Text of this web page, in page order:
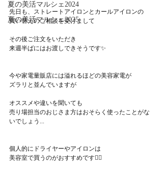
夏の美活マルシェ2024
夏の美活マルシェ2025
先日も、ストレートアイロンとカールアイロンの
買い替えのご相談を受けまして
その後ご注文をいただき
来週半ばにはお渡しできそうです✨
今や家電量販店には溢れるほどの美容家電が
ズラリと並んでいますが
オススメや違いを聞いても
売り場担当のおじさま方はおそらく使ったことがな
いでしょう...
個人的にドライヤーやアイロンは
美容室で買うのがおすすめです🙆‍♀️